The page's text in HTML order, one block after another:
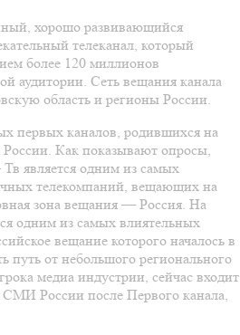
хорошо развивающийся
телеканал, который
более 120 миллионов
аудитории. Сеть вещания канала
область и регионы России.
каналов, родившихся на
России. Как показывают опросы,
является одним из самых
телекомпаний, вещающих на
зона вещания — Россия. На
одним из самых влиятельных
вещание которого началось в
путь от небольшого регионального
медиа индустрии, сейчас входит
России после Первого канала,